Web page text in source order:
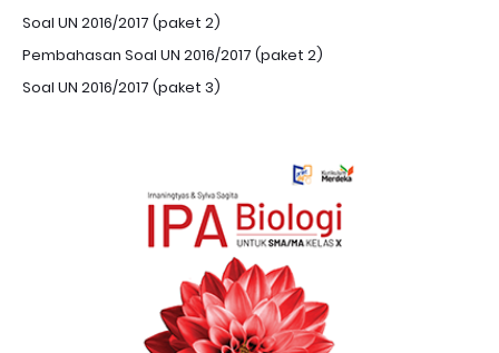
Soal UN 2016/2017 (paket 2)
Pembahasan Soal UN 2016/2017 (paket 2)
Soal UN 2016/2017 (paket 3)